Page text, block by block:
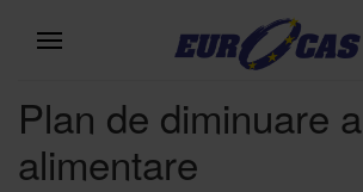
Plan de diminuare
alimentare